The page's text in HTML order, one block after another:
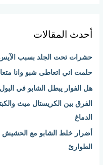
ث
ن
:
أحدث المقالات
حشرات تحت الجلد بسبب
حلمت اني اتعاطى شبو وانا
هل الفوار يبطل الشابو في
الفرق بين الكريستال ميث
الدماغ
أضرار خلط الشابو مع الحشيش
الطوارئ